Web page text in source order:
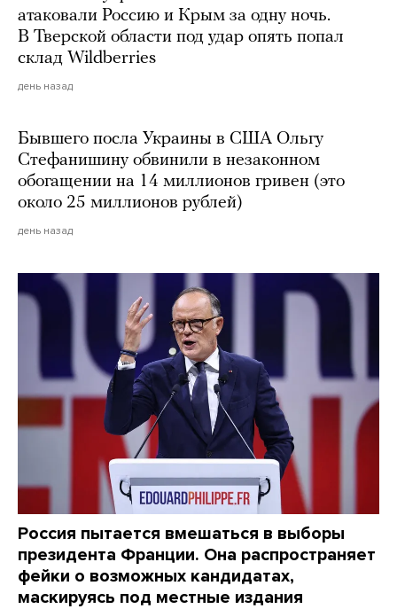
атаковали Россию и Крым за одну ночь.
В Тверской области под удар опять попал
склад Wildberries
день назад
Бывшего посла Украины в США Ольгу
Стефанишину обвинили в незаконном
обогащении на 14 миллионов гривен (это
около 25 миллионов рублей)
день назад
Россия пытается вмешаться в выборы
президента Франции. Она распространяет
фейки о возможных кандидатах,
маскируясь под местные издания